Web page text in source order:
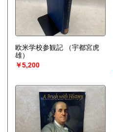
欧米学校参観記
（宇都宮虎
雄）
￥5,200